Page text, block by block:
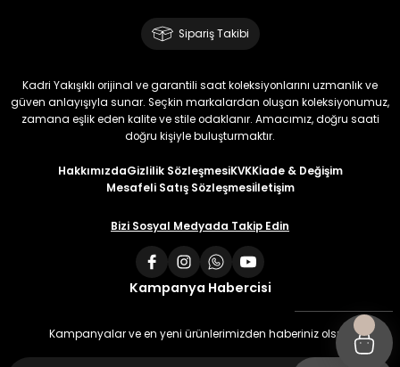
Sipariş Takibi
Kadri Yakışıklı orijinal ve garantili saat koleksiyonlarını uzmanlık ve
güven anlayışıyla sunar. Seçkin markalardan oluşan koleksiyonumuz,
zamana eşlik eden kalite ve stile odaklanır. Amacımız, doğru saati
doğru kişiyle buluşturmaktır.
HakkımızdaGizlilik SözleşmesiKVKKİade & Değişim
Mesafeli Satış Sözleşmesiİletişim
Bizi Sosyal Medyada Takip Edin
Kampanya Habercisi
Kampanyalar ve en yeni ürünlerimizden haberiniz olsun